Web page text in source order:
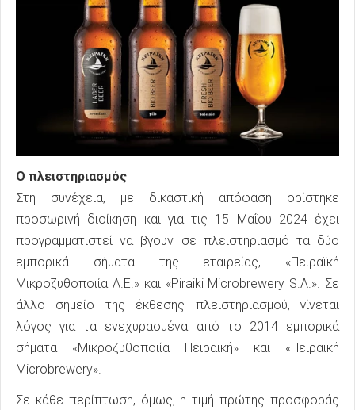
Ο πλειστηριασμός
Στη συνέχεια, με δικαστική απόφαση ορίστηκε
προσωρινή διοίκηση και για τις 15 Μαΐου 2024 έχει
προγραμματιστεί να βγουν σε πλειστηριασμό τα δύο
εμπορικά σήματα της εταιρείας, «Πειραϊκή
Μικροζυθοποιία Α.Ε.» και «Piraiki Microbrewery S.A.». Σε
άλλο σημείο της έκθεσης πλειστηριασμού, γίνεται
λόγος για τα ενεχυρασμένα από το 2014 εμπορικά
σήματα «Μικροζυθοποιία Πειραϊκή» και «Πειραϊκή
Microbrewery».
Σε κάθε περίπτωση, όμως, η τιμή πρώτης προσφοράς